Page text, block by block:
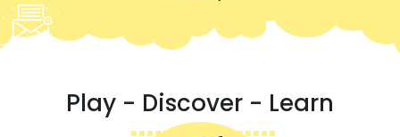
Play - Discover - Learn